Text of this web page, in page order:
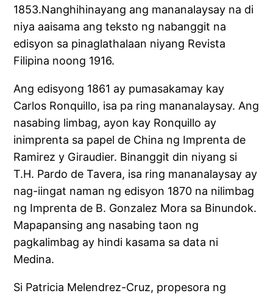
1853.Nanghihinayang ang mananalaysay na di
niya aaisama ang teksto ng nabanggit na
edisyon sa pinaglathalaan niyang Revista
Filipina noong 1916.
Ang edisyong 1861 ay pumasakamay kay
Carlos Ronquillo, isa pa ring mananalaysay. Ang
nasabing limbag, ayon kay Ronquillo ay
inimprenta sa papel de China ng Imprenta de
Ramirez y Giraudier. Binanggit din niyang si
T.H. Pardo de Tavera, isa ring mananalaysay ay
nag-iingat naman ng edisyon 1870 na nilimbag
ng Imprenta de B. Gonzalez Mora sa Binundok.
Mapapansing ang nasabing taon ng
pagkalimbag ay hindi kasama sa data ni
Medina.
Si Patricia Melendrez-Cruz, propesora ng